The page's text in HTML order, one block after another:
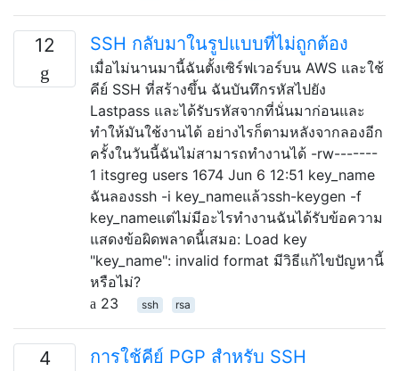
12 SSH กลับมาในรูปแบบที่ไม่ถูกต้อง
เมื่อไม่นานมานี้ฉันตั้งเซิร์ฟเวอร์บน AWS และใช้
คีย์ SSH ที่สร้างขึ้น ฉันบันทึกรหัสไปยัง
Lastpass และได้รับรหัสจากที่นั่นมาก่อนและ
ทำให้มันใช้งานได้ อย่างไรก็ตามหลังจากลองอีก
ครั้งในวันนี้ฉันไม่สามารถทำงานได้ -rw-------
1 itsgreg users 1674 Jun 6 12:51 key_name
ฉันลองssh -i key_nameแล้วssh-keygen -f
key_nameแต่ไม่มีอะไรทำงานฉันได้รับข้อความ
แสดงข้อผิดพลาดนี้เสมอ: Load key
"key_name": invalid format มีวิธีแก้ไขปัญหานี้
หรือไม่?
23
ssh rsa
4 การใช้คีย์ PGP สำหรับ SSH